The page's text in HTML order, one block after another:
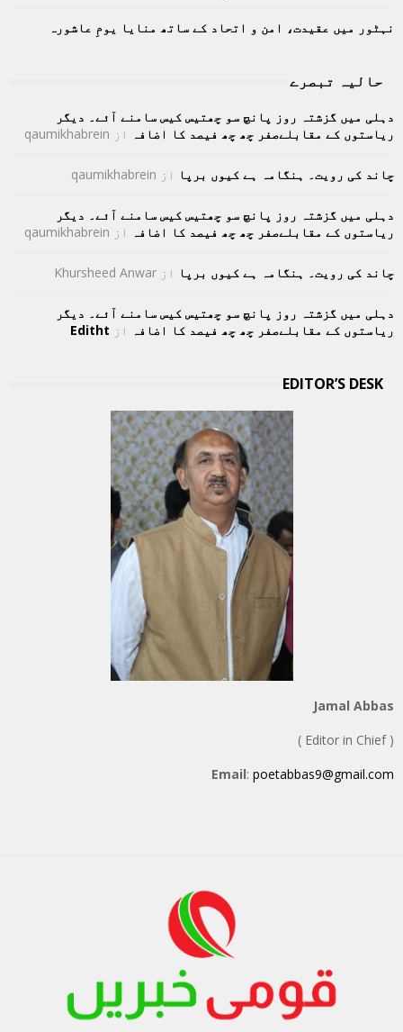
نہٹور میں عقیدت، امن و اتحاد کے ساتھ منایا یومِ عاشورہ
حالیہ تبصرے
دہلی میں گزشتہ روز پانچ سو چھتیس کیس سامنے آئے۔ دیگر
ریاستوں کے مقابلےصفر چھ چھ فیصد کا اضافہ از qaumikhabrein
چاند کی رویت۔ ہنگامہ ہے کیوں برپا از qaumikhabrein
دہلی میں گزشتہ روز پانچ سو چھتیس کیس سامنے آئے۔ دیگر
ریاستوں کے مقابلےصفر چھ چھ فیصد کا اضافہ از qaumikhabrein
چاند کی رویت۔ ہنگامہ ہے کیوں برپا از Khursheed Anwar
دہلی میں گزشتہ روز پانچ سو چھتیس کیس سامنے آئے۔ دیگر
ریاستوں کے مقابلےصفر چھ چھ فیصد کا اضافہ از Editht
EDITOR’S DESK
Jamal Abbas
( Editor in Chief )
Email: poetabbas9@gmail.com